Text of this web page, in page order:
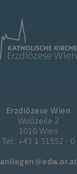
Erzdiözese Wien
Wollzeile 2
1010 Wien
Tel.: +43 1 51552 - 0
anliegen@edw.or.at